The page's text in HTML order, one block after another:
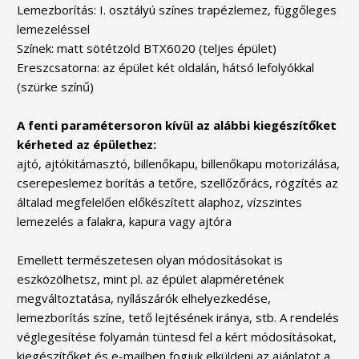
Lemezborítás: I. osztályú színes trapézlemez, függőleges
lemezeléssel
Színek: matt sötétzöld BTX6020 (teljes épület)
Ereszcsatorna: az épület két oldalán, hátsó lefolyókkal
(szürke színű)
A fenti paramétersoron kívül az alábbi kiegészítőket
kérheted az épülethez:
ajtó, ajtókitámasztó, billenőkapu, billenőkapu motorizálása,
cserepeslemez borítás a tetőre, szellőzőrács, rögzítés az
általad megfelelően előkészített alaphoz, vízszintes
lemezelés a falakra, kapura vagy ajtóra
Emellett természetesen olyan módosításokat is
eszközölhetsz, mint pl. az épület alapméretének
megváltoztatása, nyílászárók elhelyezkedése,
lemezborítás színe, tető lejtésének iránya, stb. A rendelés
véglegesítése folyamán tüntesd fel a kért módosításokat,
kiegészítőket és e-mailben fogjuk elküldeni az ajánlatot a